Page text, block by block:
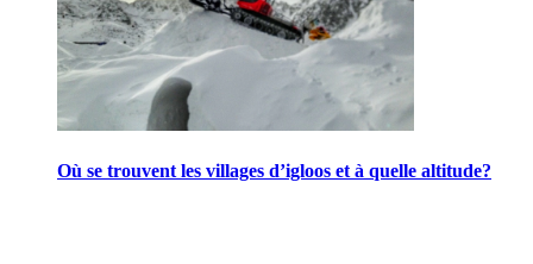
Où se trouvent les villages d’igloos et à quelle altitude?